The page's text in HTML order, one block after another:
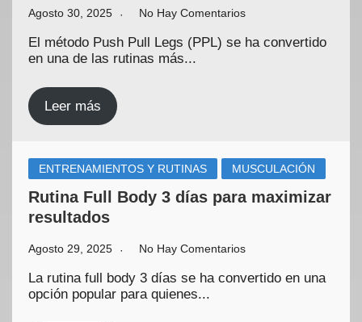
Agosto 30, 2025 No Hay Comentarios
El método Push Pull Legs (PPL) se ha convertido
en una de las rutinas más...
Leer más
ENTRENAMIENTOS Y RUTINAS MUSCULACIÓN
Rutina Full Body 3 días para maximizar
resultados
Agosto 29, 2025 No Hay Comentarios
La rutina full body 3 días se ha convertido en una
opción popular para quienes...